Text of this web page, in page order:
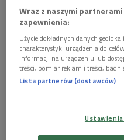
Siedziba Narodowej Orkiestry
najlepszych architektonicznie i
koncertowych
Foto: Fot. Bartek
Ostatnio wybudowano kilka
inwestycje mogą podnieść
Wraz z naszymi
zapewnienia:
Użycie dokładnych danych
charakterystyki urządzenia do
informacji na urządzeniu lub
treści, pomiar reklam i treści,
Lista partnerów (dostawców)